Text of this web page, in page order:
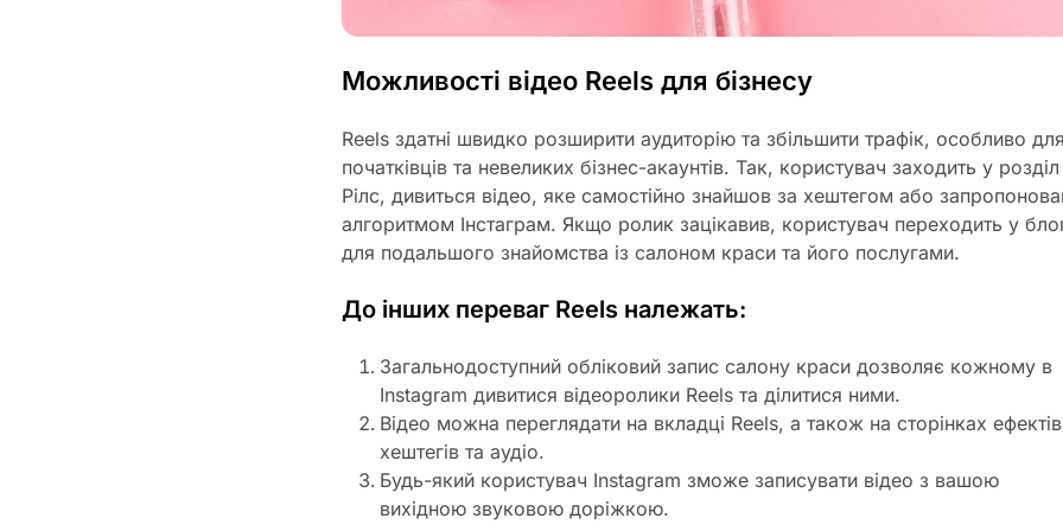
Можливості відео Reels для бізнесу
Reels здатні швидко розширити аудиторію та збільшити трафік, особливо для
початківців та невеликих бізнес-акаунтів. Так, користувач заходить у розділ
Рілс, дивиться відео, яке самостійно знайшов за хештегом або
алгоритмом Інстаграм. Якщо ролик зацікавив, користувач переходить у
для подальшого знайомства із салоном краси та його послугами.
До інших переваг Reels належать:
Загальнодоступний обліковий запис салону краси дозволяє кожному в
Instagram дивитися відеоролики Reels та ділитися ними.
Відео можна переглядати на вкладці Reels, а також на сторінках
хештегів та аудіо.
Будь-який користувач Instagram зможе записувати відео з вашою
вихідною звуковою доріжкою.